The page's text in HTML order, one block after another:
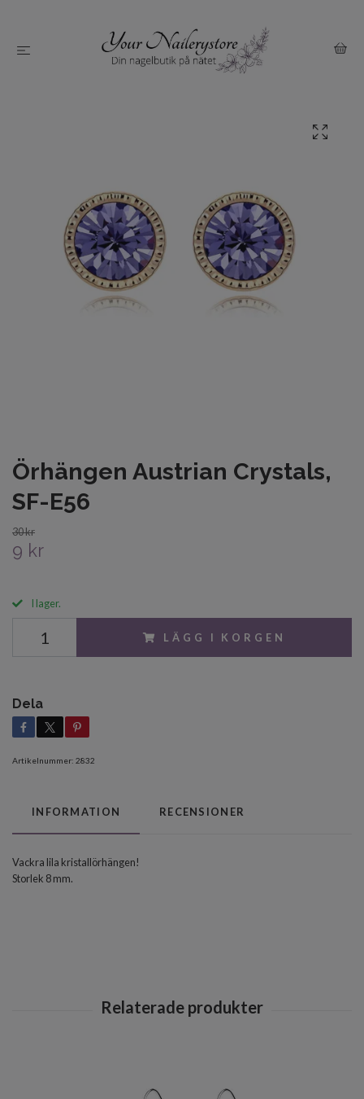
Örhängen Austrian Crystals,
SF-E56
30 kr
9 kr
I lager.
LÄGG I KORGEN
Dela
Artikelnummer: 2832
INFORMATION RECENSIONER
Vackra lila kristallörhängen!
Storlek 8 mm.